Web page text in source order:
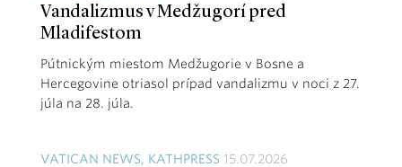
Vandalizmus v Medžugorí pred
Mladifestom
Pútnickým miestom Medžugorie v Bosne a
Hercegovine otriasol prípad vandalizmu v noci z 27.
júla na 28. júla.
VATICAN NEWS, KATHPRESS 15.07.2026